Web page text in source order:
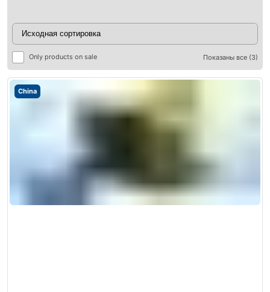
Only products on sale Показаны все (3)
China